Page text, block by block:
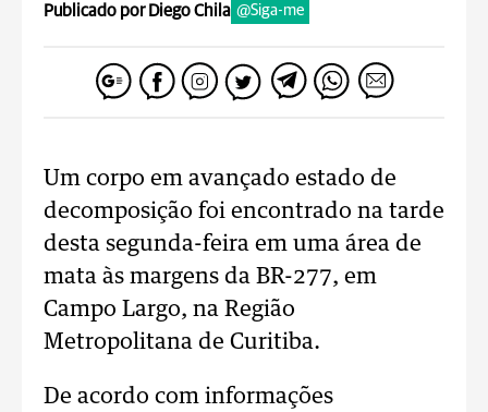
Publicado por Diego Chila @Siga-me
Um corpo em avançado estado de
decomposição foi encontrado na tarde
desta segunda-feira em uma área de
mata às margens da BR-277, em
Campo Largo, na Região
Metropolitana de Curitiba.
De acordo com informações